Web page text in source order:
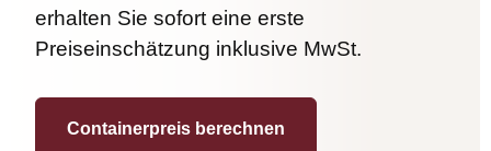
erhalten Sie sofort eine erste
Preiseinschätzung inklusive MwSt.
Containerpreis berechnen